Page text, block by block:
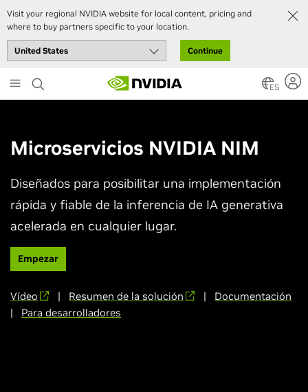
Visit your regional NVIDIA website for local content, pricing and
where to buy partners specific to your location.
Continue
to
main
ES
Microservicios NVIDIA NIM
Diseñados para posibilitar una implementación
rápida y fiable de la inferencia de IA generativa
acelerada en cualquier lugar.
Empezar
Vídeo | Resumen de la solución | Documentación
| Para desarrolladores